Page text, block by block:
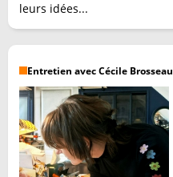
leurs idées...
Entretien avec Cécile Brosseau